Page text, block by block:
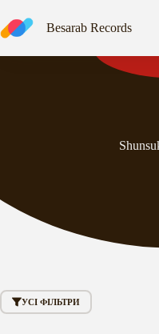
до
вмісту
Besarab Records
УСІ ФІЛЬТРИ